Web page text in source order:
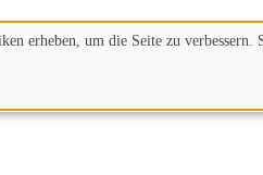
erheben, um die Seite zu